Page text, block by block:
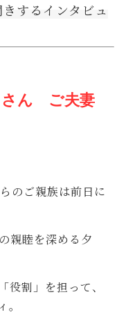
するインタビュ
ん ご夫妻
のご親族は前日に
親睦を深める夕
役割」を担って、